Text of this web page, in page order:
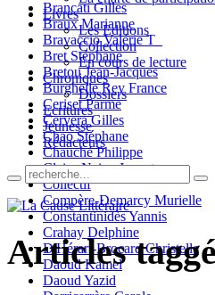
Brancati Gilles
Braux Marianne
Bravaccio Valérie T_
Bret Stéphane
Bretou Jean-Jacques
Burghelle Rey France
Ceriset Parme
Cervera Gilles
Chao Stéphane
Chauché Philippe
Claire-Neige Jaunet
Collectif
Compère-Demarcy Murielle
Constantinidès Yannis
Crahay Delphine
D'Hérart-Brocard Christelle
Daoud Kamel
Daoud Yazid
Livres
Les Editions
Collection
En cours de lecture
Chroniques
Dossiers
Ecritures
Jeunesse
Rédacteurs
Articles